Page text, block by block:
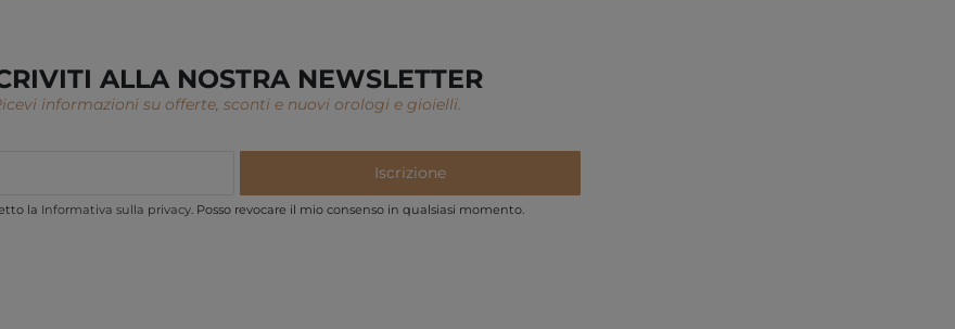
ALLA NOSTRA NEWSLETTER
informazioni su offerte, sconti e nuovi orologi e gioielli.
Iscrizione
la Informativa sulla privacy. Posso revocare il mio consenso in qualsiasi momento.